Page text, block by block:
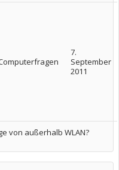
7.
September
2011
von außerhalb WLAN?